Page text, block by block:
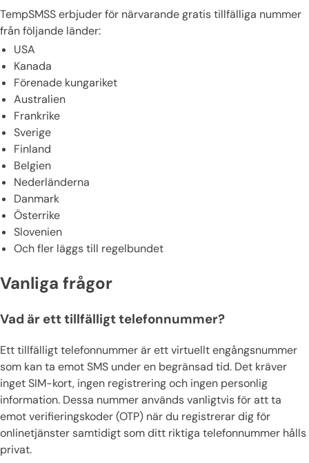
TempSMSS erbjuder för närvarande gratis tillfälliga nummer
från följande länder:
USA
Kanada
Förenade kungariket
Australien
Frankrike
Sverige
Finland
Belgien
Nederländerna
Danmark
Österrike
Slovenien
Och fler läggs till regelbundet
Vanliga frågor
Vad är ett tillfälligt telefonnummer?
Ett tillfälligt telefonnummer är ett virtuellt engångsnummer
som kan ta emot SMS under en begränsad tid. Det kräver
inget SIM-kort, ingen registrering och ingen personlig
information. Dessa nummer används vanligtvis för att ta
emot verifieringskoder (OTP) när du registrerar dig för
onlinetjänster samtidigt som ditt riktiga telefonnummer hålls
privat.